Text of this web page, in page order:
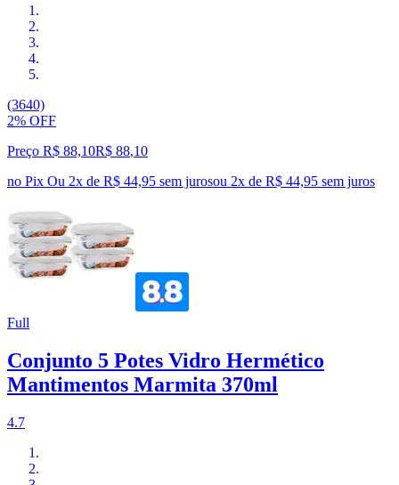
(3640)
2% OFF
Preço R$ 88,10R$ 88,10
no Pix Ou 2x de R$ 44,95 sem jurosou 2x de R$ 44,95 sem juros
Full
Conjunto 5 Potes Vidro Hermético
Mantimentos Marmita 370ml
4.7